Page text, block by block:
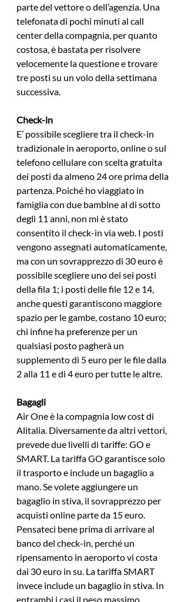
parte del vettore o dell’agenzia. Una
telefonata di pochi minuti al call
center della compagnia, per quanto
costosa, è bastata per risolvere
velocemente la questione e trovare
tre posti su un volo della settimana
successiva.
Check-in
E’ possibile scegliere tra il check-in
tradizionale in aeroporto, online o sul
telefono cellulare con scelta gratuita
dei posti da almeno 24 ore prima della
partenza. Poiché ho viaggiato in
famiglia con due bambine al di sotto
degli 11 anni, non mi è stato
consentito il check-in via web. I posti
vengono assegnati automaticamente,
ma con un sovrapprezzo di 30 euro è
possibile scegliere uno dei sei posti
della fila 1; i posti delle file 12 e 14,
anche questi garantiscono maggiore
spazio per le gambe, costano 10 euro;
chi infine ha preferenze per un
qualsiasi posto pagherà un
supplemento di 5 euro per le file dalla
2 alla 11 e di 4 euro per tutte le altre.
Bagagli
Air One è la compagnia low cost di
Alitalia. Diversamente da altri vettori,
prevede due livelli di tariffe: GO e
SMART. La tariffa GO garantisce solo
il trasporto e include un bagaglio a
mano. Se volete aggiungere un
bagaglio in stiva, il sovrapprezzo per
acquisti online parte da 15 euro.
Pensateci bene prima di arrivare al
banco del check-in, perché un
ripensamento in aeroporto vi costa
dai 30 euro in su. La tariffa SMART
invece include un bagaglio in stiva. In
entrambi i casi il peso massimo